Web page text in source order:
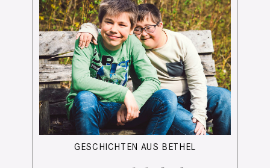
GESCHICHTEN AUS BETHEL